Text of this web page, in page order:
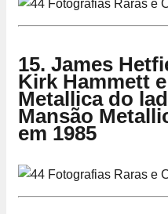
15. James
Kirk Hammett
Metallica do
Mansão
em 1985